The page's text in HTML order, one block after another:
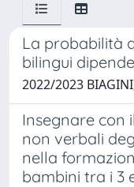
La probabilità
bilingui
2022/2023
Insegnare con
non verbali
nella
bambini tra i 3